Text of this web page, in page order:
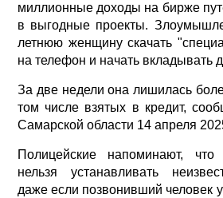
миллионные доходы на бирже
в выгодные проекты.
летнюю женщину скачать
на телефон и начать вкладывать
За две недели она лишилась
том числе взятых в кредит,
Самарской области 14 апреля
Полицейские напоминают,
нельзя устанавливать
даже если позвонивший человек